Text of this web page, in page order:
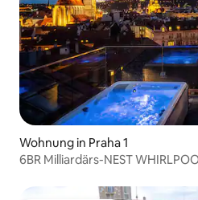
Wohnung in Praha 1
6BR Milliardärs-NEST